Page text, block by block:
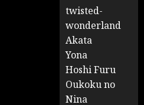
twisted-
wonderland
Akata
Yona
Hoshi Furu
Oukoku no
Nina